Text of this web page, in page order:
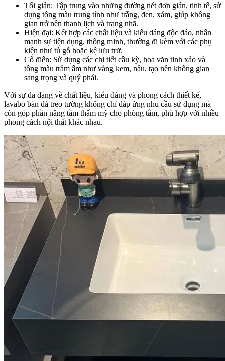
Tối giản: Tập trung vào những đường nét đơn giản, tinh tế, sử
dụng tông màu trung tính như trắng, đen, xám, giúp không
gian trở nên thanh lịch và trang nhã.
Hiện đại: Kết hợp các chất liệu và kiểu dáng độc đáo, nhấn
mạnh sự tiện dụng, thông minh, thường đi kèm với các phụ
kiện như tủ gỗ hoặc kệ lưu trữ.
Cổ điển: Sử dụng các chi tiết cầu kỳ, hoa văn tinh xảo và
tông màu trầm ấm như vàng kem, nâu, tạo nên không gian
sang trọng và quý phái.
Với sự đa dạng về chất liệu, kiểu dáng và phong cách thiết kế,
lavabo bàn đá treo tường không chỉ đáp ứng nhu cầu sử dụng mà
còn góp phần nâng tầm thẩm mỹ cho phòng tắm, phù hợp với nhiều
phong cách nội thất khác nhau.